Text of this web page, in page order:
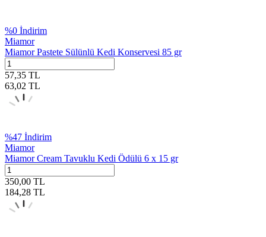
%0 İndirim
Miamor
Miamor Pastete Sülünlü Kedi Konservesi 85 gr
57,35 TL
63,02 TL
%47 İndirim
Miamor
Miamor Cream Tavuklu Kedi Ödülü 6 x 15 gr
350,00 TL
184,28 TL